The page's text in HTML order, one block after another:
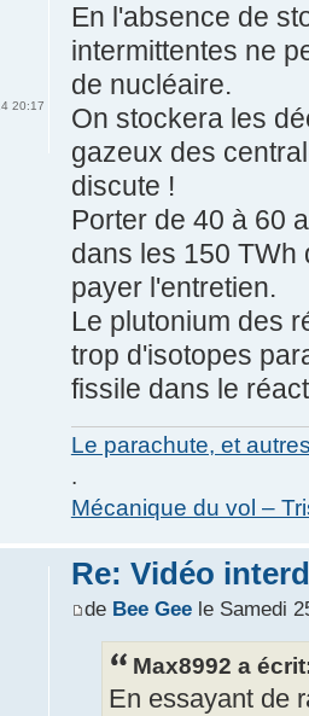
En l'absence de
intermittentes ne
de nucléaire.
On stockera les
gazeux des
discute !
Porter de 40 à 60
dans les 150 TWh
payer l'entretien.
Le plutonium des
trop d'isotopes
fissile dans le
Le parachute, et
.
Mécanique du vol –
20:17
Re: Vidéo
de Bee Geele Samedi
Max8992 a
En essayant de